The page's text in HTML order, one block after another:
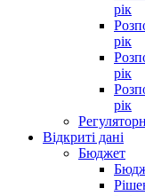
рік
рік
рік
рік
Відкриті дані
Бюджет